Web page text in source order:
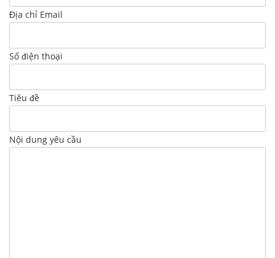
Địa chỉ Email
Số điện thoại
Tiêu đề
Nội dung yêu cầu